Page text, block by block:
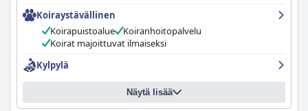
joustavaa, mikä saa vieraat tuntemaan olonsa kotoisaksi. Spa-
palvelut ovat poikkeuksellisia, ja tarjolla on upeita hoitoja ja
hyvin koulutettuja terapeutteja. Uima-allas on kaunis ja
kaipaisi parempaa huoltoa. Hotelli on myös perheystävällinen ja
täydellinen romanttiselle lomalle. Kaiken kaikkiaan Sri Ratih
Cottages on huippuvalinta niille, jotka etsivät siistiä, rauhallista
ja upeaa paikkaa Balilta.
Koiraystävällinen
Koirapuistoalue
Koiranhoitopalvelu
Koirat majoittuvat ilmaiseksi
Kylpylä
Näytä lisää